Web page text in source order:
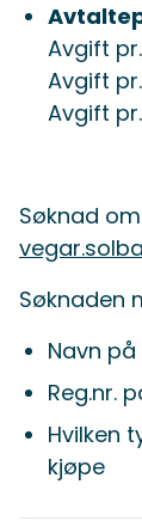
Avgift
Avgift
Avgift
Søknad
Søknaden
Navn
Reg.nr.
Hvilken
kjøpe